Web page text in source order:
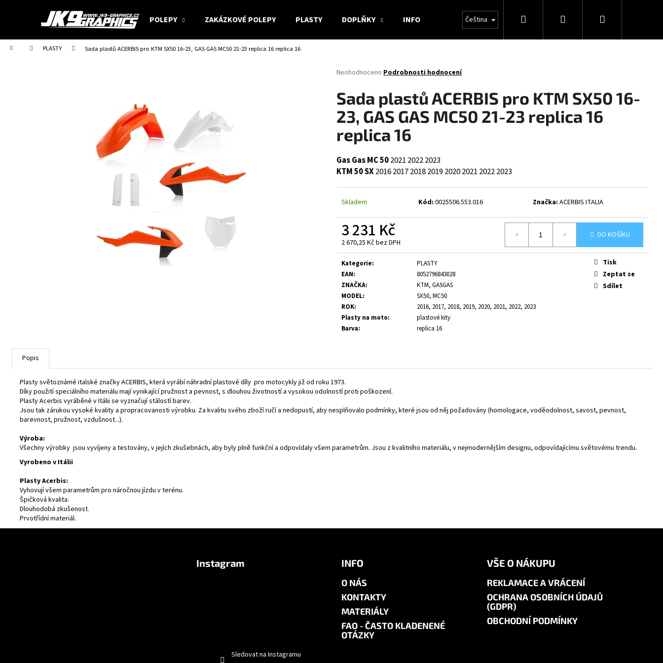
POLEPY ZAKÁZKOVÉ POLEPY PLASTY DOPLŇKY INFO Čeština Hledat PřihlášeníNákupní
Domů PLASTY Sada plastů ACERBIS pro KTM SX50 16-23, GAS GAS MC50 21-23 replica 16 replica 16
Průměrné
produktu
je
0,0
z
hvězdiček.
Neohodnoceno Podrobnosti hodnocení
Sada plastů ACERBIS pro KTM SX50 16-
23, GAS GAS MC50 21-23 replica 16
replica 16
Gas Gas MC 502021 20222023
KTM 50 SX2016201720182019 20202021 20222023
Skladem Kód: 0025506.553.016 Značka: ACERBIS ITALIA
3 231 Kč
2 670,25 Kč bez DPH
Měrná
cena:
DO KOŠÍKU
Kategorie:
PLASTY
EAN:
8052796843028
ZNAČKA:
KTM, GASGAS
MODEL:
SX50, MC50
ROK:
2016, 2017, 2018, 2019, 2020, 2021, 2022, 2023
Plasty na moto:
plastové kity
Barva: replica 16
Tisk
Zeptat se
Sdílet
Popis
Plasty světoznámé italské značky ACERBIS, která vyrábí náhradní plastové díly pro motocykly již od roku 1973.
Díky použití speciálního materiálu mají vynikající pružnost a pevnost, s dlouhou životností a vysokou odolností proti poškození.
Plasty Acerbis vyráběné v Itálii se vyznačují stálostí barev.
Jsou tak zárukou vysoké kvality a propracovanosti výrobku. Za kvalitu svého zboží ručí a nedopustí, aby nesplňovalo podmínky, které jsou od něj požadovány (homologace, voděodolnost, savost, pevnost,
barevnost, pružnost, vzdušnost...).
Výroba:
Všechny výrobky jsou vyvíjeny a testovány, v jejích zkušebnách, aby byly plně funkční a odpovídaly všem parametrům. Jsou z kvalitního materiálu, v nejmodernějším designu, odpovídajícímu světovému trendu.
Vyrobeno v Itálii
Plasty Acerbis:
Vyhovují všem parametrům pro náročnou jízdu v terénu.
Špičková kvalita.
Dlouhodobá zkušenost.
Prvotřídní materiál.
í
Zpět
do
Zpět
do
Co potřebujete najít?
HLEDAT
Instagram
Sledovat na Instagramu
INFO
O NÁS
KONTAKTY
MATERIÁLY
FAQ - ČASTO KLADENENÉ
OTÁZKY
VŠE O NÁKUPU
REKLAMACE A VRÁCENÍ
OCHRANA OSOBNÍCH ÚDAJŮ
(GDPR)
OBCHODNÍ PODMÍNKY